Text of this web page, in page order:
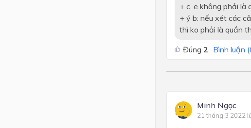
+ c, e không phải là
+ ý b: nếu xét các
thì ko phải là quần
Đúng 2 Bình luận (
Minh Ngọc
21 tháng 3 2022